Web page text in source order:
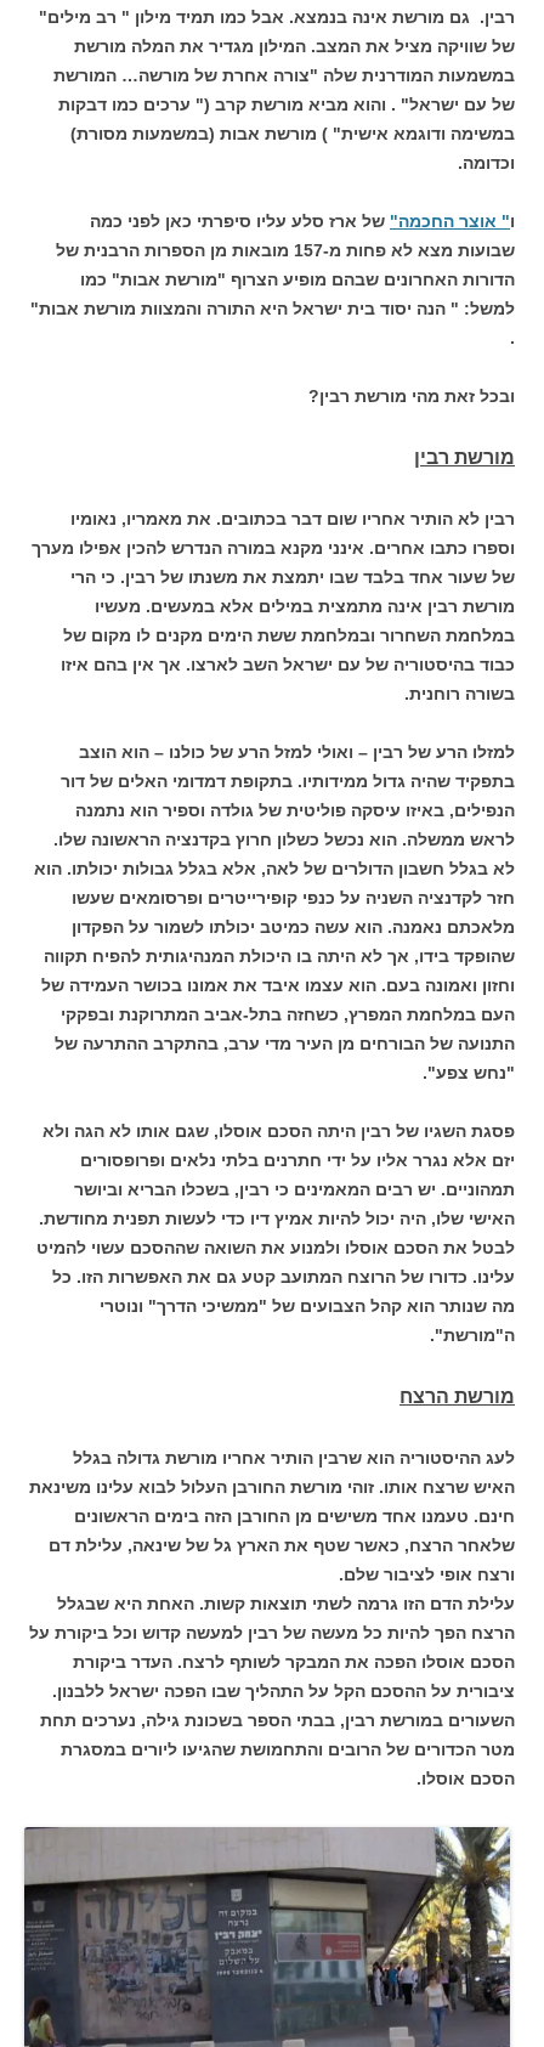
רבין. גם מורשת אינה בנמצא. אבל כמו תמיד מילון " רב מילים"
של שוויקה מציל את המצב. המילון מגדיר את המלה מורשת
במשמעות המודרנית שלה "צורה אחרת של מורשה… המורשת
של עם ישראל" . והוא מביא מורשת קרב (" ערכים כמו דבקות
במשימה ודוגמא אישית" ) מורשת אבות (במשמעות מסורת)
וכדומה.
ו" אוצר החכמה" של ארז סלע עליו סיפרתי כאן לפני כמה
שבועות מצא לא פחות מ-157 מובאות מן הספרות הרבנית של
הדורות האחרונים שבהם מופיע הצרוף "מורשת אבות" כמו
למשל: " הנה יסוד בית ישראל היא התורה והמצוות מורשת אבות"
.
ובכל זאת מהי מורשת רבין?
מורשת רבין
רבין לא הותיר אחריו שום דבר בכתובים. את מאמריו, נאומיו
וספרו כתבו אחרים. אינני מקנא במורה הנדרש להכין אפילו מערך
של שעור אחד בלבד שבו יתמצת את משנתו של רבין. כי הרי
מורשת רבין אינה מתמצית במילים אלא במעשים. מעשיו
במלחמת השחרור ובמלחמת ששת הימים מקנים לו מקום של
כבוד בהיסטוריה של עם ישראל השב לארצו. אך אין בהם איזו
בשורה רוחנית.
למזלו הרע של רבין – ואולי למזל הרע של כולנו – הוא הוצב
בתפקיד שהיה גדול ממידותיו. בתקופת דמדומי האלים של דור
הנפילים, באיזו עיסקה פוליטית של גולדה וספיר הוא נתמנה
לראש ממשלה. הוא נכשל כשלון חרוץ בקדנציה הראשונה שלו.
לא בגלל חשבון הדולרים של לאה, אלא בגלל גבולות יכולתו. הוא
חזר לקדנציה השניה על כנפי קופירייטרים ופרסומאים שעשו
מלאכתם נאמנה. הוא עשה כמיטב יכולתו לשמור על הפקדון
שהופקד בידו, אך לא היתה בו היכולת המנהיגותית להפיח תקווה
וחזון ואמונה בעם. הוא עצמו איבד את אמונו בכושר העמידה של
העם במלחמת המפרץ, כשחזה בתל-אביב המתרוקנת ובפקקי
התנועה של הבורחים מן העיר מדי ערב, בהתקרב ההתרעה של
"נחש צפע".
פסגת השגיו של רבין היתה הסכם אוסלו, שגם אותו לא הגה ולא
יזם אלא נגרר אליו על ידי חתרנים בלתי נלאים ופרופסורים
תמהוניים. יש רבים המאמינים כי רבין, בשכלו הבריא וביושר
האישי שלו, היה יכול להיות אמיץ דיו כדי לעשות תפנית מחודשת.
לבטל את הסכם אוסלו ולמנוע את השואה שההסכם עשוי להמיט
עלינו. כדורו של הרוצח המתועב קטע גם את האפשרות הזו. כל
מה שנותר הוא קהל הצבועים של "ממשיכי הדרך" ונוטרי
ה"מורשת".
מורשת הרצח
לעג ההיסטוריה הוא שרבין הותיר אחריו מורשת גדולה בגלל
האיש שרצח אותו. זוהי מורשת החורבן העלול לבוא עלינו משינאת
חינם. טעמנו אחד משישים מן החורבן הזה בימים הראשונים
שלאחר הרצח, כאשר שטף את הארץ גל של שינאה, עלילת דם
ורצח אופי לציבור שלם.
עלילת הדם הזו גרמה לשתי תוצאות קשות. האחת היא שבגלל
הרצח הפך להיות כל מעשה של רבין למעשה קדוש וכל ביקורת על
הסכם אוסלו הפכה את המבקר לשותף לרצח. העדר ביקורת
ציבורית על ההסכם הקל על התהליך שבו הפכה ישראל ללבנון.
השעורים במורשת רבין, בבתי הספר בשכונת גילה, נערכים תחת
מטר הכדורים של הרובים והתחמושת שהגיעו ליורים במסגרת
הסכם אוסלו.